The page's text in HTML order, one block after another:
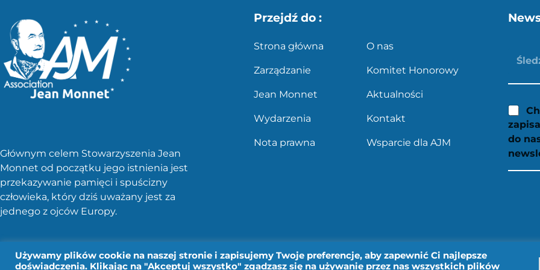
Głównym celem Stowarzyszenia Jean
Monnet od początku jego istnienia jest
przekazywanie pamięci i spuścizny
człowieka, który dziś uważany jest za
jednego z ojców Europy.
Przejdź do :
Strona główna O nas
Zarządzanie Komitet Honorowy
Jean Monnet Aktualności
Wydarzenia Kontakt
Nota prawna Wsparcie dla AJM
do
Używamy plików cookie na naszej stronie i zapisujemy Twoje preferencje, aby zapewnić Ci najlepsze
doświadczenia. Klikając na "Akceptuj wszystko" zgadzasz się na używanie przez nas wszystkich plików